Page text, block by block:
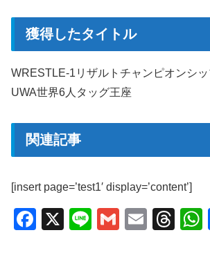
獲得したタイトル
WRESTLE-1リザルトチャンピオンシ
UWA世界6人タッグ王座
関連記事
[insert page=’test1′ display=’content’]
F
X
Li
G
E
T